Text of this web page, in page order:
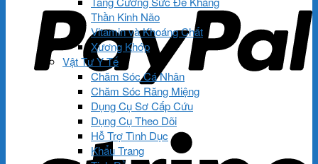
Thần Kinh Não
Vitamin và Khoáng Chất
Xương Khớp
Vật Tư Y Tế
Chăm Sóc Cá Nhân
Chăm Sóc Răng Miệng
Dụng Cụ Sơ Cấp Cứu
Dụng Cụ Theo Dõi
Hỗ Trợ Tình Dục
Khẩu Trang